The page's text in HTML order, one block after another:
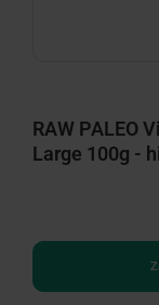
RAW PALEO
Large 100g -